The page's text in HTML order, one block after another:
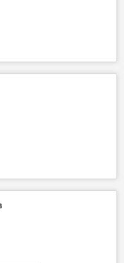
Госсекретарь США пообещала поддержку территориальной целостности Грузии